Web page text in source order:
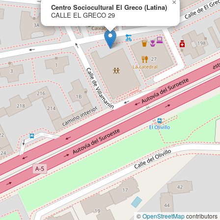
Centro Sociocultural El Greco (Latina)
CALLE EL GRECO 29
×
©OpenStreetMapcontributors